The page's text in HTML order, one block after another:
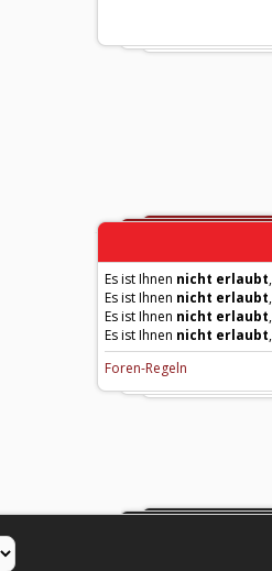
Es ist Ihnen nicht erlaubt
Es ist Ihnen nicht erlaubt
Es ist Ihnen nicht erlaubt
Es ist Ihnen nicht erlaubt
Foren-Regeln